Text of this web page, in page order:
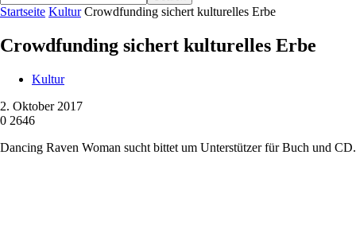
Startseite Kultur Crowdfunding sichert kulturelles Erbe
Crowdfunding sichert kulturelles Erbe
Kultur
2. Oktober 2017
0 2646
Dancing Raven Woman sucht bittet um Unterstützer für Buch und CD.